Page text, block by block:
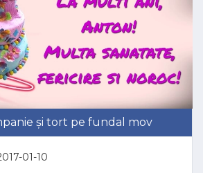
și tort pe fundal mov
01-10